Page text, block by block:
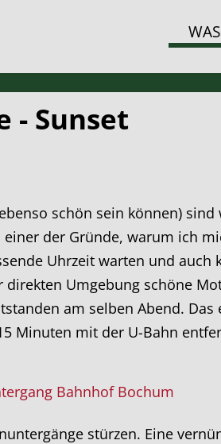
- Sunset
schön sein können)
der Gründe, warum ich
Uhrzeit warten und auch
Umgebung schöne
am selben Abend.
Minuten mit der U-Bahn
stürzen. Eine